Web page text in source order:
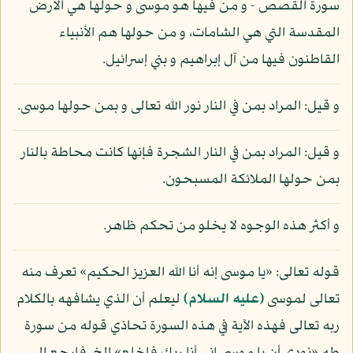
سورة القصص - و من فيها هو موسى و حولها هي الأرض
المقدسة التي هي الشامات، و من حولها هم الأنبياء
القاطنون فيها من آل إبراهيم و بني إسرائيل.
و قيل: المراد بمن في النار نور الله تعالى و بمن حولها موسى.
و قيل: المراد بمن في النار الشجرة فإنها كانت محاطة بالنار
بمن حولها الملائكة المسبحون.
و أكثر هذه الوجوه لا يخلو من تحكم ظاهر.
قوله تعالى: «يا موسى إنه أنا الله العزيز الحكيم» تعرف منه
تعالى لموسى(عليه السلام)ليعلم أن الذي يشافهه بالكلام
ربه تعالى فهذه الآية في هذه السورة تحاذي قوله من سورة